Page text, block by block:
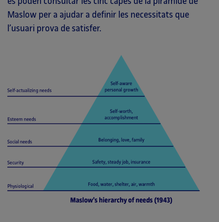
Maslow per a ajudar a definir les necessitats que
l’usuari prova de satisfer.